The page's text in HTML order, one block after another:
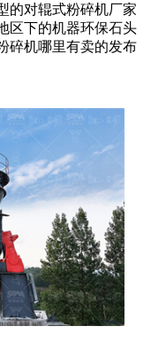
的对辊式粉碎机厂家
区下的机器环保石头
碎机哪里有卖的发布